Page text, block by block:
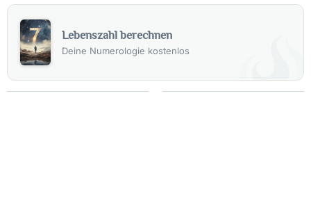
Lebenszahl berechnen
Deine Numerologie kostenlos